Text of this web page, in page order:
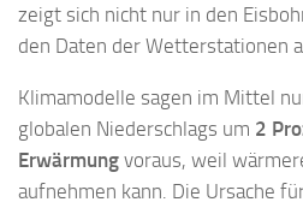
zeigt sich nicht nur in den
den Daten der Wetterstationen
Klimamodelle sagen im Mittel
globalen Niederschlags um 2
Erwärmung voraus, weil
aufnehmen kann. Die Ursache